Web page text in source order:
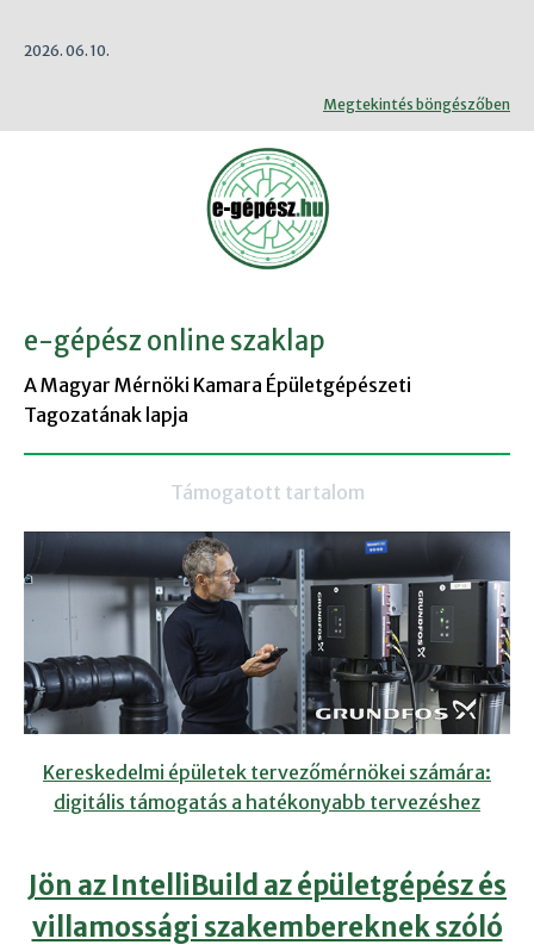
2026. 06. 10.
Megtekintés böngészőben
e-gépész online szaklap
A Magyar Mérnöki Kamara Épületgépészeti
Tagozatának lapja
Támogatott tartalom
Kereskedelmi épületek tervezőmérnökei számára:
digitális támogatás a hatékonyabb tervezéshez
Jön az IntelliBuild az épületgépész és
villamossági szakembereknek szóló